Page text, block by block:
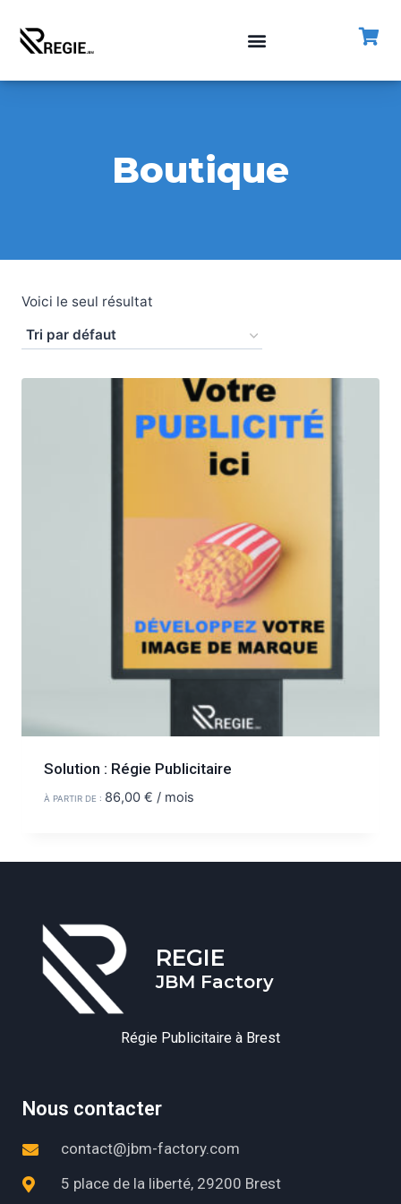
Boutique
Voici le seul résultat
Solution : Régie Publicitaire
À PARTIR DE : 86,00 € / mois
REGIE
JBM Factory
Régie Publicitaire à Brest
Nous contacter
contact@jbm-factory.com
5 place de la liberté, 29200 Brest